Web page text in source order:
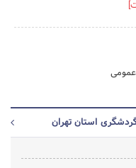
عمومی
استان تهران